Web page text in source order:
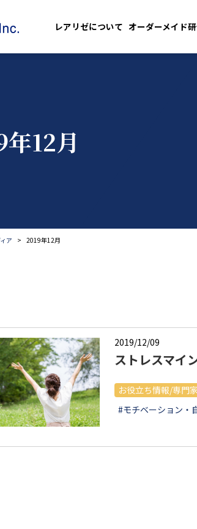
レアリゼについて オーダーメイド
12月
ア 2019年12月
2019/12/09
ストレスマイ
お役立ち情報/専門
#モチベーション・